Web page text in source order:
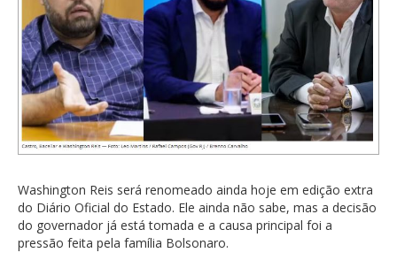
Washington Reis será renomeado ainda hoje em edição extra
do Diário Oficial do Estado. Ele ainda não sabe, mas a decisão
do governador já está tomada e a causa principal foi a
pressão feita pela família Bolsonaro.